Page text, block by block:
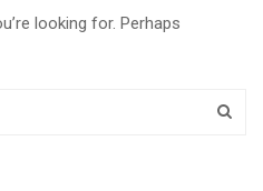
looking for. Perhaps